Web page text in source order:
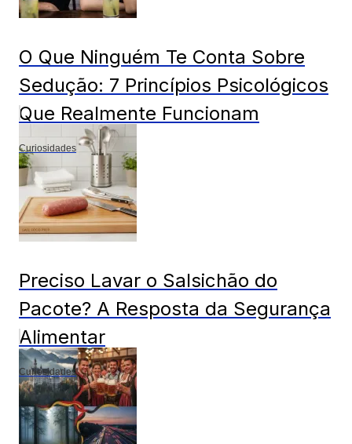
O Que Ninguém Te Conta Sobre
Sedução: 7 Princípios Psicológicos
Que Realmente Funcionam
Curiosidades
Preciso Lavar o Salsichão do
Pacote? A Resposta da Segurança
Alimentar
Curiosidades